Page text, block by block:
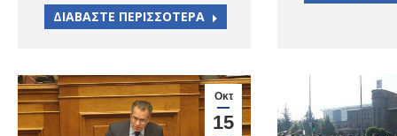
ΔΙΑΒΑΣΤΕ ΠΕΡΙΣΣΟΤΕΡΑ
Οκτ
15